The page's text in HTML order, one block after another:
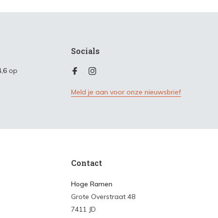
op
Socials
Meld je aan voor onze nieuwsbrief
Contact
Hoge Ramen
Grote Overstraat 48
7411 JD